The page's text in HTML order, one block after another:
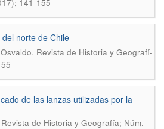
141-155
norte de Chile
. Revista de Historia y Geografí­
de las lanzas utilizadas por la
Revista de Historia y Geografía; Núm.